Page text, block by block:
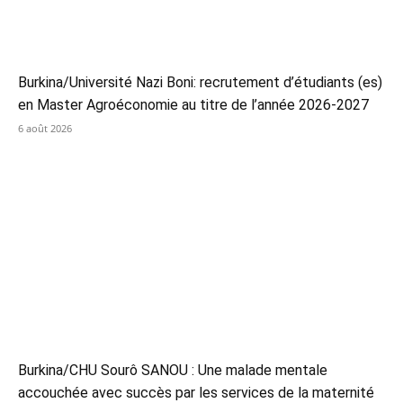
Burkina/Université Nazi Boni: recrutement d’étudiants (es)
en Master Agroéconomie au titre de l’année 2026-2027
6 août 2026
Burkina/CHU Sourô SANOU : Une malade mentale
accouchée avec succès par les services de la maternité